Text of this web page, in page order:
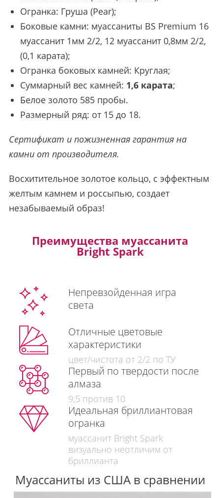
Огранка: Груша (Pear);
Боковые камни: муассаниты BS Premium 16
муассанит 1мм 2/2, 12 муассанит 0,8мм 2/2,
(0,1 карата);
Огранка боковых камней: Круглая;
Суммарный вес камней: 1,6 карата;
Белое золото 585 пробы.
Размерный ряд: от 15 до 18.
Сертификат и пожизненная гарантия на
камни от производителя.
Восхитительное золотое кольцо, с эффектным
желтым камнем и россыпью, создает
незабываемый образ!
Преимущества муассанита
Bright Spark
Непревзойденная игра
света
Отличные цветовые
характеристики
цвет/чистота от 2/2 по ТУ
Первый по твердости после
алмаза
9,5 против 10
Идеальная бриллиантовая
огранка
муассанит Bright Spark
визуально неотличим от
бриллианта
Муассаниты из США в сравнении